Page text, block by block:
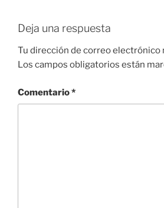
Deja una respuesta
Tu dirección de correo electrónico
Los campos obligatorios están
Comentario*